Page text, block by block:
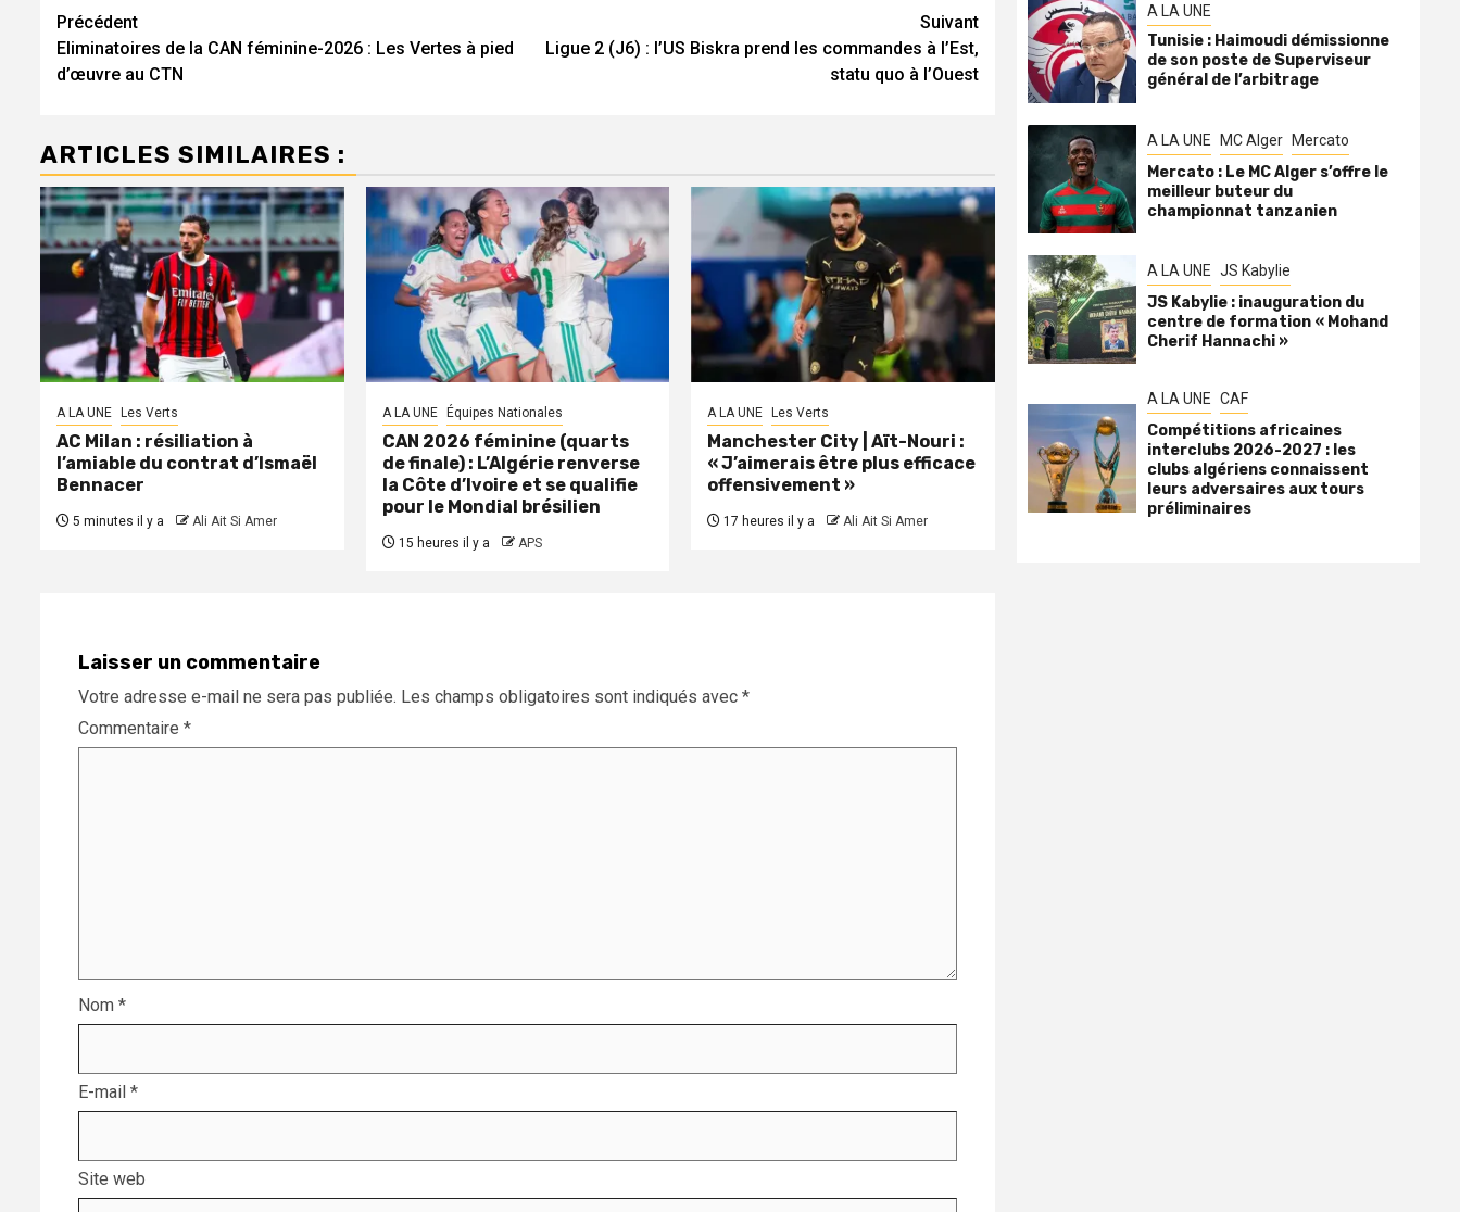
Navigation
d’article
Précédent
Eliminatoires de la CAN féminine-2026 : Les Vertes à pied
d’œuvre au CTN
Suivant
Ligue 2 (J6) : l’US Biskra prend les commandes à l’Est,
statu quo à l’Ouest
ARTICLES SIMILAIRES :
A LA UNE Les Verts
AC Milan : résiliation à
l’amiable du contrat d’Ismaël
Bennacer
5 minutes il y a Ali Ait Si Amer
A LA UNE Équipes Nationales
CAN 2026 féminine (quarts
de finale) : L’Algérie renverse
la Côte d’Ivoire et se qualifie
pour le Mondial brésilien
15 heures il y a APS
A LA UNE Les Verts
Manchester City | Aït-Nouri :
« J’aimerais être plus efficace
offensivement »
17 heures il y a Ali Ait Si Amer
Laisser un commentaire
Votre adresse e-mail ne sera pas publiée. Les champs obligatoires sont indiqués avec *
Commentaire *
Nom *
E-mail *
Site web
A LA UNE
Tunisie : Haimoudi démissionne
de son poste de Superviseur
général de l’arbitrage
A LA UNE MC Alger Mercato
Mercato : Le MC Alger s’offre le
meilleur buteur du
championnat tanzanien
A LA UNE JS Kabylie
JS Kabylie : inauguration du
centre de formation « Mohand
Cherif Hannachi »
A LA UNE CAF
Compétitions africaines
interclubs 2026-2027 : les
clubs algériens connaissent
leurs adversaires aux tours
préliminaires